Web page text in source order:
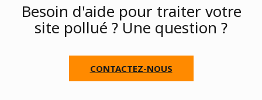
Besoin d'aide pour traiter votre
site pollué ? Une question ?
CONTACTEZ-NOUS